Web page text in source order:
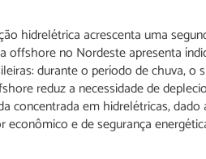
hidrelétrica acrescenta uma
offshore no Nordeste apresenta
durante o período de chuva,
reduz a necessidade de
concentrada em hidrelétricas,
e de segurança